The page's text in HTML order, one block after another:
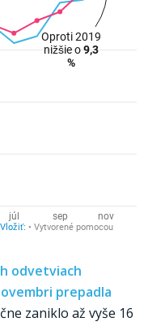
odvetviach
prepadla
zaniklo až vyše 16